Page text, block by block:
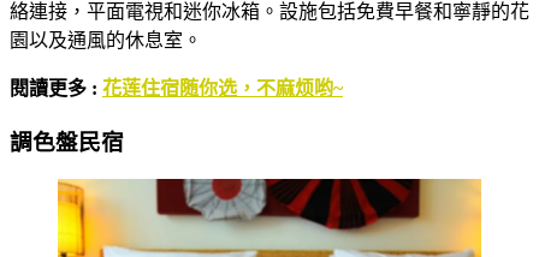
絡連接，平面電視和迷你冰箱。設施包括免費早餐和寧靜的花
園以及通風的休息室。
閱讀更多 : 花莲住宿随你选，不麻烦哟~
調色盤民宿